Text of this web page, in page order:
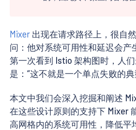
Mixer 出现在请求路径上，很自
问：他对系统可用性和延迟会产
第一次看到 Istio 架构图时，人
是：“这不就是一个单点失败的
本文中我们会深入挖掘和阐述
在这些设计原则的支持下 Mixer
高网格内的系统可用性，降低平